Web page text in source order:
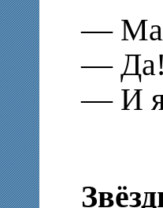
—
— Да!
— И я